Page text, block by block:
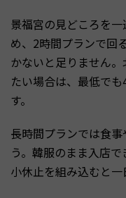
景福宮の見どころを
め、2時間プランで回
かないと足りません
たい場合は、最低で
す。
長時間プランでは食
う。韓服のまま入店
小休止を組み込むと一